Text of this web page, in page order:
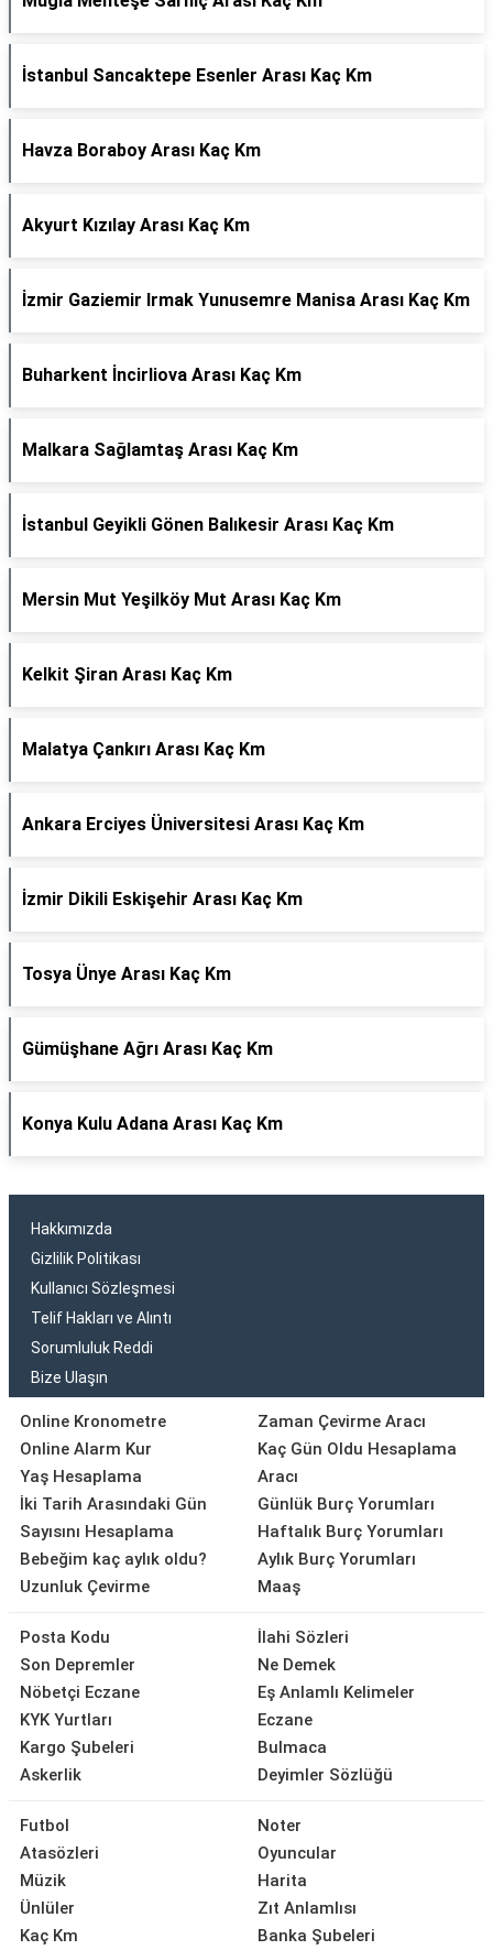
İstanbul Sancaktepe Esenler Arası Kaç Km
Havza Boraboy Arası Kaç Km
Akyurt Kızılay Arası Kaç Km
İzmir Gaziemir Irmak Yunusemre Manisa Arası Kaç Km
Buharkent İncirliova Arası Kaç Km
Malkara Sağlamtaş Arası Kaç Km
İstanbul Geyikli Gönen Balıkesir Arası Kaç Km
Mersin Mut Yeşilköy Mut Arası Kaç Km
Kelkit Şiran Arası Kaç Km
Malatya Çankırı Arası Kaç Km
Ankara Erciyes Üniversitesi Arası Kaç Km
İzmir Dikili Eskişehir Arası Kaç Km
Tosya Ünye Arası Kaç Km
Gümüşhane Ağrı Arası Kaç Km
Konya Kulu Adana Arası Kaç Km
Hakkımızda
Gizlilik Politikası
Kullanıcı Sözleşmesi
Telif Hakları ve Alıntı
Sorumluluk Reddi
Bize Ulaşın
Online Kronometre
Online Alarm Kur
Yaş Hesaplama
İki Tarih Arasındaki Gün
Sayısını Hesaplama
Bebeğim kaç aylık oldu?
Uzunluk Çevirme
Zaman Çevirme Aracı
Kaç Gün Oldu Hesaplama
Aracı
Günlük Burç Yorumları
Haftalık Burç Yorumları
Aylık Burç Yorumları
Maaş
Posta Kodu
Son Depremler
Nöbetçi Eczane
KYK Yurtları
Kargo Şubeleri
Askerlik
İlahi Sözleri
Ne Demek
Eş Anlamlı Kelimeler
Eczane
Bulmaca
Deyimler Sözlüğü
Futbol
Atasözleri
Müzik
Ünlüler
Kaç Km
Noter
Oyuncular
Harita
Zıt Anlamlısı
Banka Şubeleri